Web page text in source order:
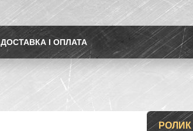
ДОСТАВКА І ОПЛАТА
РОЛИК